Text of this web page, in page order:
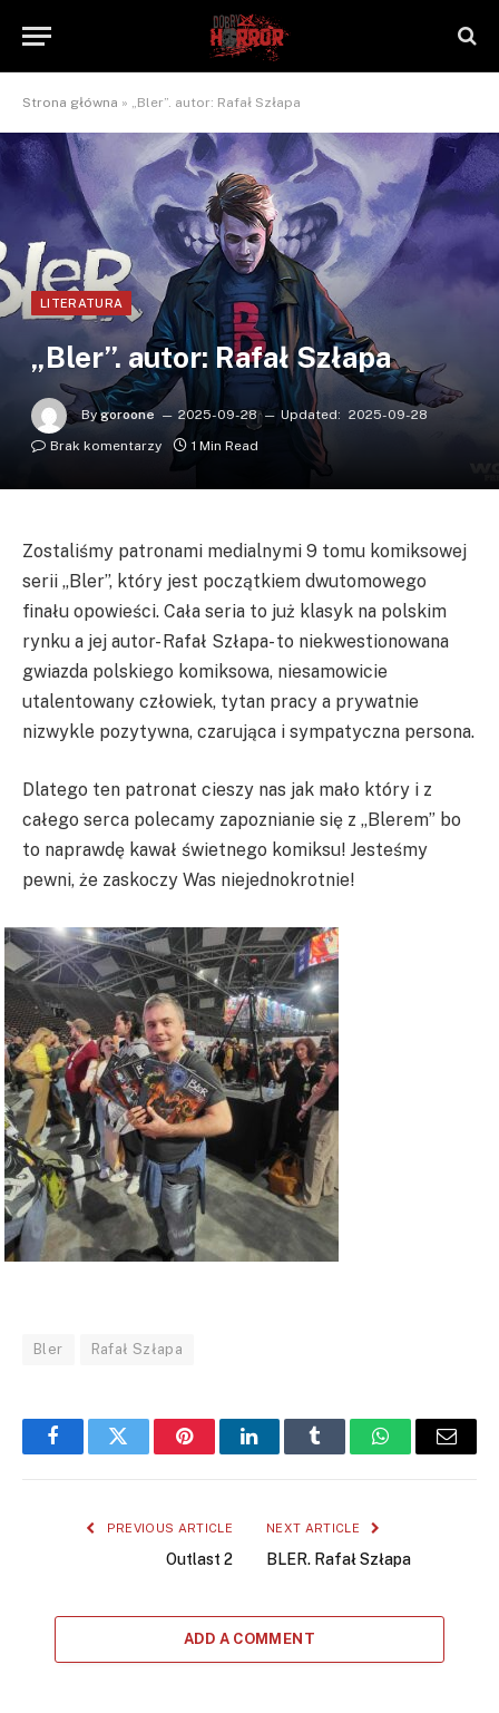
Strona główna » „Bler”. autor: Rafał Szłapa
LITERATURA
„Bler”. autor: Rafał Szłapa
By goroone 2025-09-28 Updated: 2025-09-28
Brak komentarzy
1 Min Read
Zostaliśmy patronami medialnymi 9 tomu komiksowej
serii „Bler”, który jest początkiem dwutomowego
finału opowieści. Cała seria to już klasyk na polskim
rynku a jej autor- Rafał Szłapa- to niekwestionowana
gwiazda polskiego komiksowa, niesamowicie
utalentowany człowiek, tytan pracy a prywatnie
nizwykle pozytywna, czarująca i sympatyczna persona.
Dlatego ten patronat cieszy nas jak mało który i z
całego serca polecamy zapoznianie się z „Blerem” bo
to naprawdę kawał świetnego komiksu! Jesteśmy
pewni, że zaskoczy Was niejednokrotnie!
Bler Rafał Szłapa
FacebookTwitter PinterestLinkedInTumblr WhatsAppEmail
PREVIOUS ARTICLE
Outlast 2
NEXT ARTICLE
BLER. Rafał Szłapa
ADD A COMMENT